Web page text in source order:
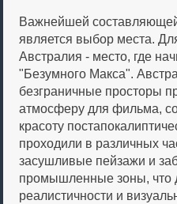
Важнейшей
является выбор места.
Австралия - место, где
"Безумного Макса".
безграничные просторы
атмосферу для фильма,
красоту
проходили в различных
засушливые пейзажи и
промышленные зоны, что
реалистичности и